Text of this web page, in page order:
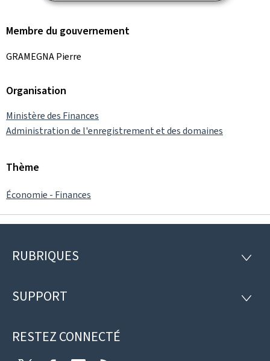
Membre du gouvernement
GRAMEGNA Pierre
Organisation
Ministère des Finances
Administration de l'enregistrement et des domaines
Thème
Économie - Finances
Pied
page
RUBRIQUES
SUPPORT
RESTEZ CONNECTÉ